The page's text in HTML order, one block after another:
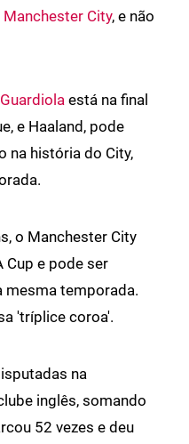
Manchester City, e não
está na final
e Haaland, pode
na história do City,
o Manchester City
Cup e pode ser
mesma temporada.
'tríplice coroa'.
na
inglês, somando
52 vezes e deu